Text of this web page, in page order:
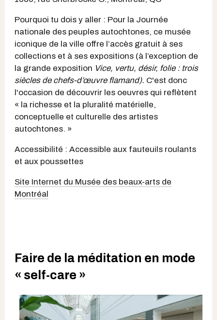
Pourquoi tu dois y aller : Pour la Journée
nationale des peuples autochtones, ce musée
iconique de la ville offre l’accès gratuit à ses
collections et à ses expositions (à l’exception de
la grande exposition Vice, vertu, désir, folie : trois
siècles de chefs-d’œuvre flamand). C'est donc
l'occasion de découvrir les oeuvres qui reflètent
« la richesse et la pluralité matérielle,
conceptuelle et culturelle des artistes
autochtones. »
Accessibilité : Accessible aux fauteuils roulants
et aux poussettes
Site Internet du Musée des beaux-arts de
Montréal
Faire de la méditation en mode
« self-care »